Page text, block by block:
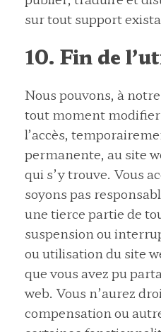
sur tout support
10. Fin de
Nous pouvons, à
tout moment
l’accès,
permanente, au site
qui s’y trouve. Vous
soyons pas
une tierce partie de
suspension ou
ou utilisation du site
que vous avez pu
web. Vous n’aurez
compensation ou